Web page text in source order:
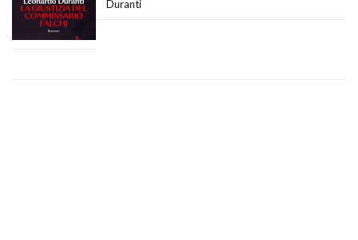
Duranti